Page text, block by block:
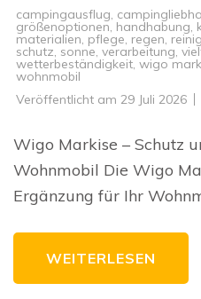
campingausflug
größenoptionen handhabung
materialien pflege regen
schutz sonne verarbeitung
wetterbeständigkeit wigo
wohnmobil
Veröffentlicht am 29 Juli 2026
Wigo Markise – Schutz
Wohnmobil Die Wigo
Ergänzung für Ihr
WEITERLESEN